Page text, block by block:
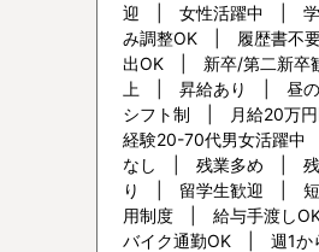
迎 | 女性活躍中 | 学
み調整OK | 履歴書
出OK | 新卒/第二新
上 | 昇給あり | 昼の
シフト制 | 月給20万
経験20-70代男女活
なし | 残業多め | 残
り | 留学生歓迎 |
用制度 | 給与手渡し
バイク通勤OK | 週1